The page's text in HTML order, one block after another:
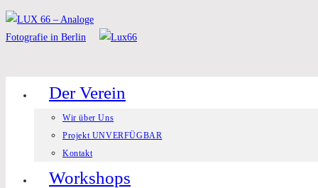
Zum
Inhalt
Der Verein
Wir über Uns
Projekt UNVERFÜGBAR
Kontakt
Workshops